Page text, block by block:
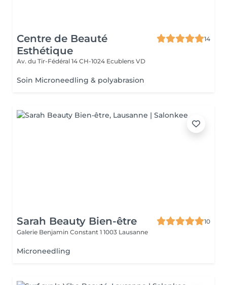
Centre de Beauté
Esthétique
14
Av. du Tir-Fédéral 14 CH-1024 Ecublens VD
Soin Microneedling & polyabrasion
Sarah Beauty Bien-être
10
Galerie Benjamin Constant 1 1003 Lausanne
Microneedling